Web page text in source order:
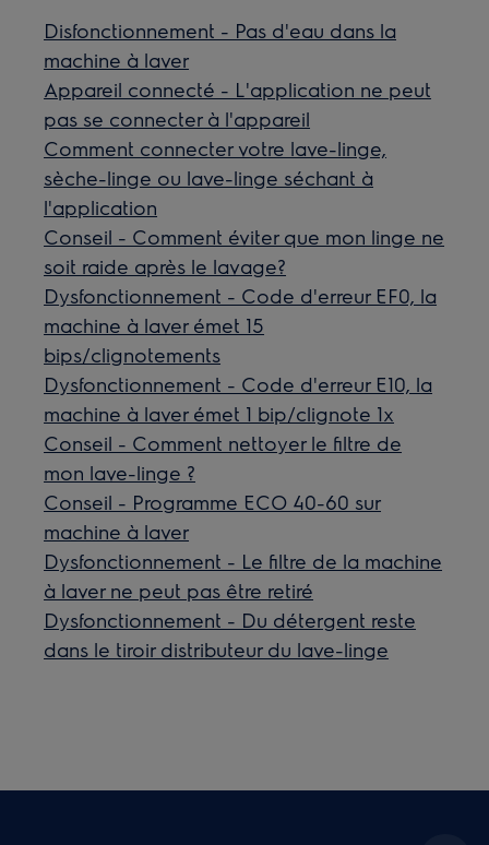
Disfonctionnement - Pas d'eau dans la
machine à laver
Appareil connecté - L'application ne peut
pas se connecter à l'appareil
Comment connecter votre lave-linge,
sèche-linge ou lave-linge séchant à
l'application
Conseil - Comment éviter que mon linge ne
soit raide après le lavage?
Dysfonctionnement - Code d'erreur EF0, la
machine à laver émet 15
bips/clignotements
Dysfonctionnement - Code d'erreur E10, la
machine à laver émet 1 bip/clignote 1x
Conseil - Comment nettoyer le filtre de
mon lave-linge ?
Conseil - Programme ECO 40-60 sur
machine à laver
Dysfonctionnement - Le filtre de la machine
à laver ne peut pas être retiré
Dysfonctionnement - Du détergent reste
dans le tiroir distributeur du lave-linge